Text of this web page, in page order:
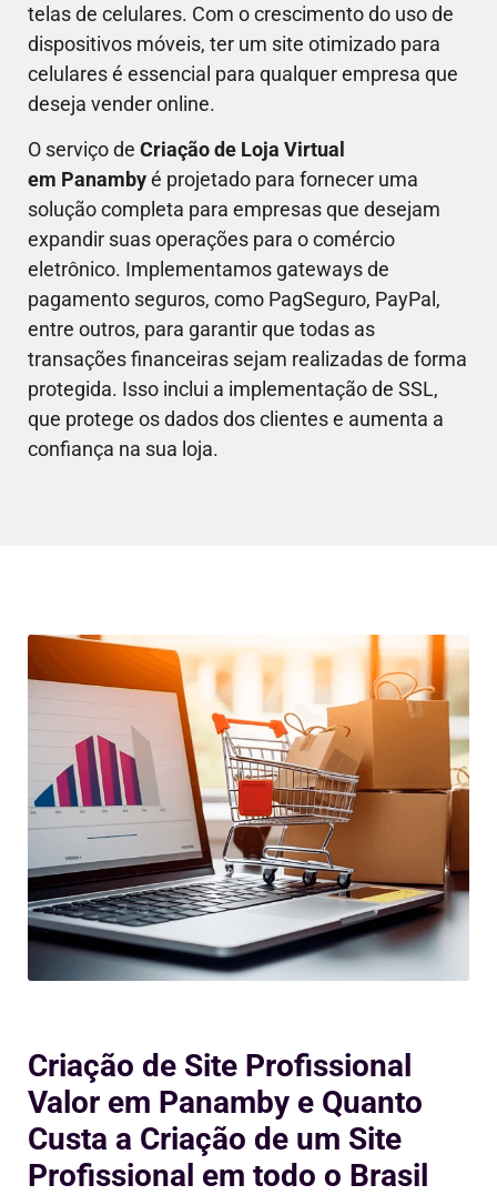
telas de celulares. Com o crescimento do uso de
dispositivos móveis, ter um site otimizado para
celulares é essencial para qualquer empresa que
deseja vender online.
O serviço de Criação de Loja Virtual
em Panambyé projetado para fornecer uma
solução completa para empresas que desejam
expandir suas operações para o comércio
eletrônico. Implementamos gateways de
pagamento seguros, como PagSeguro, PayPal,
entre outros, para garantir que todas as
transações financeiras sejam realizadas de forma
protegida. Isso inclui a implementação de SSL,
que protege os dados dos clientes e aumenta a
confiança na sua loja.
Criação de Site Profissional
Valor em Panamby e Quanto
Custa a Criação de um Site
Profissional em todo o Brasil